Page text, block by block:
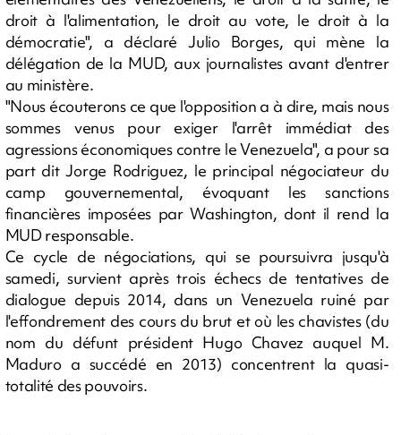
droit à l'alimentation, le droit au vote, le droit à la
démocratie", a déclaré Julio Borges, qui mène la
délégation de la MUD, aux journalistes avant d'entrer
au ministère.
"Nous écouterons ce que l'opposition a à dire, mais nous
sommes venus pour exiger l'arrêt immédiat des
agressions économiques contre le Venezuela", a pour sa
part dit Jorge Rodriguez, le principal négociateur du
camp gouvernemental, évoquant les sanctions
financières imposées par Washington, dont il rend la
MUD responsable.
Ce cycle de négociations, qui se poursuivra jusqu'à
samedi, survient après trois échecs de tentatives de
dialogue depuis 2014, dans un Venezuela ruiné par
l'effondrement des cours du brut et où les chavistes (du
nom du défunt président Hugo Chavez auquel M.
Maduro a succédé en 2013) concentrent la quasi-
totalité des pouvoirs.